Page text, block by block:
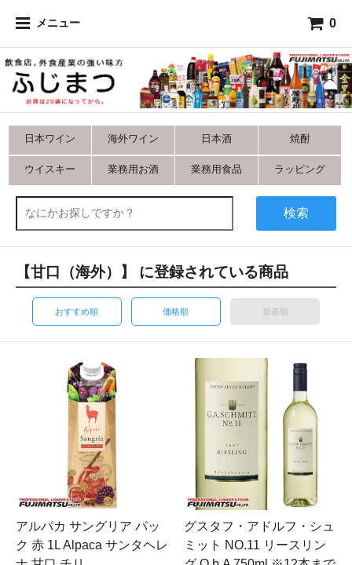
メニュー 0
日本ワイン 海外ワイン 日本酒 焼酎
ウイスキー 業務用お酒 業務用食品 ラッピング
検索
【甘口（海外）】 に登録されている商品
おすすめ順 価格順 新着順
アルパカ サングリア パッ
ク 赤 1L Alpaca サンタヘレ
グスタフ・アドルフ・シュ
ミット NO.11 リースリン